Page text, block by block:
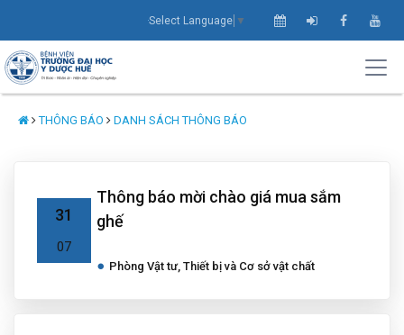
Select Language ▼
THÔNG BÁO DANH SÁCH THÔNG BÁO
31
07
Thông báo mời chào giá mua sắm
ghế
Phòng Vật tư, Thiết bị và Cơ sở vật chất